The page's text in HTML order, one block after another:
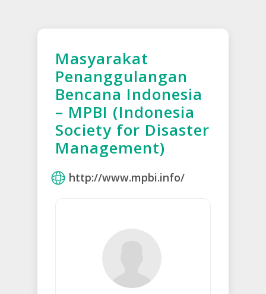
Masyarakat
Penanggulangan
Bencana Indonesia
– MPBI (Indonesia
Society for Disaster
Management)
http://www.mpbi.info/